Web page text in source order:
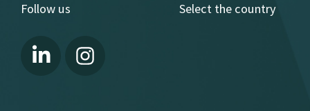
Follow us Select the country